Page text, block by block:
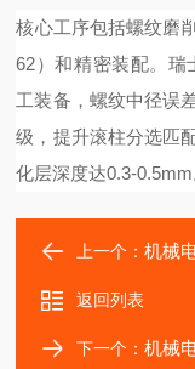
核心工序包括螺纹磨
62）和精密装配。瑞
工装备，螺纹中径误
级，提升滚柱分选匹
化层深度达0.3-0.5mm
上一个：机械电
返回列表
下一个：机械电